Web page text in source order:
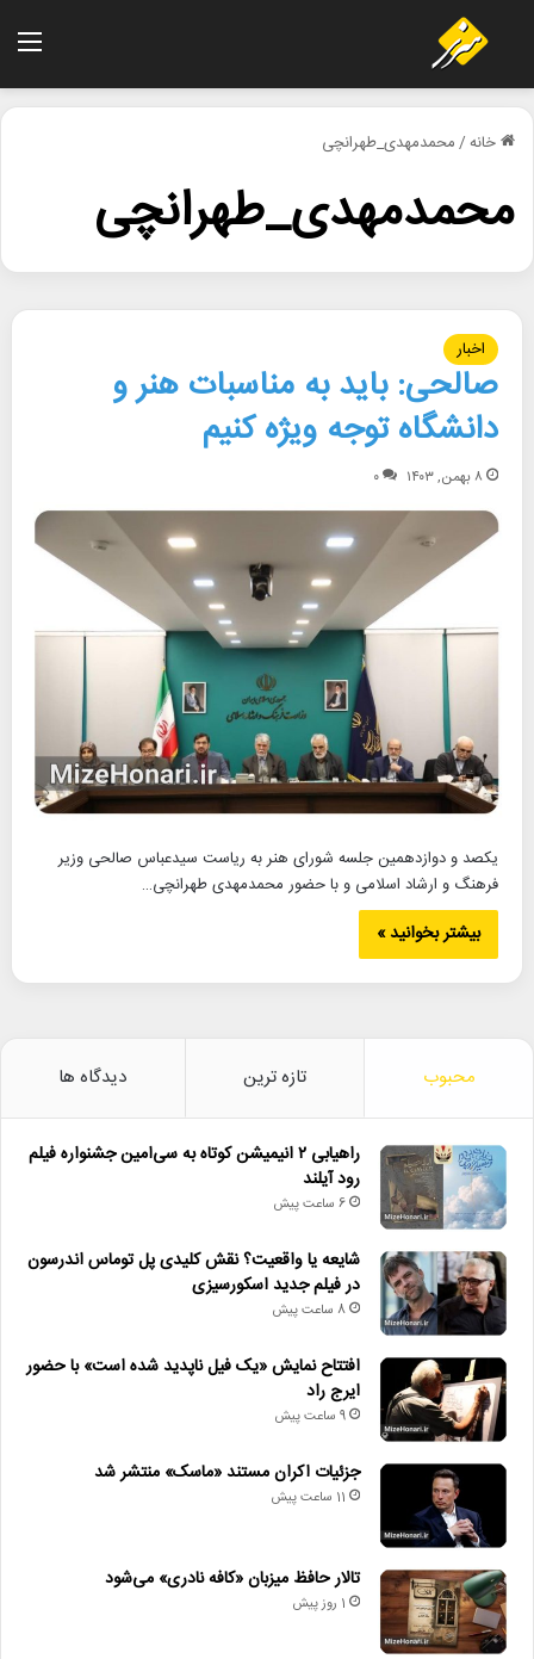
خانه/محمدمهدی_طهرانچی
محمدمهدی_طهرانچی
اخبار
صالحی: باید به مناسبات هنر و
دانشگاه توجه ویژه کنیم
۸ بهمن, ۱۴۰۳ ۰
یکصد و دوازدهمین جلسه شورای هنر به ریاست سیدعباس صالحی وزیر
فرهنگ و ارشاد اسلامی و با حضور محمدمهدی طهرانچی…
بیشتر بخوانید »
محبوب تازه ترین دیدگاه ها
راهیابی ۲ انیمیشن کوتاه به سی‌امین جشنواره فیلم
رود آیلند
6 ساعت پیش
شایعه یا واقعیت؟ نقش کلیدی پل توماس اندرسون
در فیلم جدید اسکورسیزی
8 ساعت پیش
افتتاح نمایش «یک فیل ناپدید شده است» با حضور
ایرج راد
9 ساعت پیش
جزئیات اکران مستند «ماسک» منتشر شد
11 ساعت پیش
تالار حافظ میزبان «کافه نادری» می‌شود
1 روز پیش